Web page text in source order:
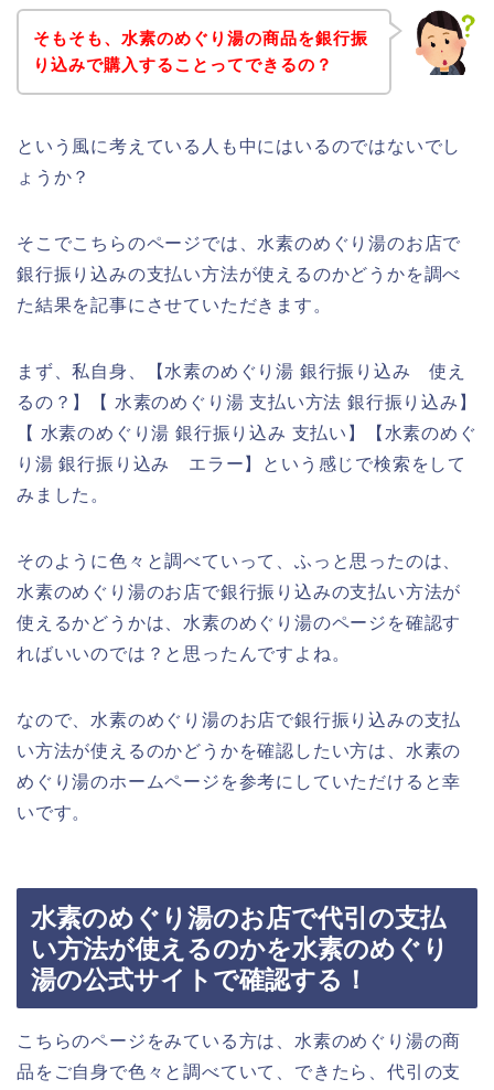
そもそも、水素のめぐり湯の商品を銀行振
り込みで購入することってできるの？
という風に考えている人も中にはいるのではないでし
ょうか？
そこでこちらのページでは、水素のめぐり湯のお店で
銀行振り込みの支払い方法が使えるのかどうかを調べ
た結果を記事にさせていただきます。
まず、私自身、【水素のめぐり湯 銀行振り込み 使え
るの？】【 水素のめぐり湯 支払い方法 銀行振り込み】
【 水素のめぐり湯 銀行振り込み 支払い】【水素のめぐ
り湯 銀行振り込み エラー】という感じで検索をして
みました。
そのように色々と調べていって、ふっと思ったのは、
水素のめぐり湯のお店で銀行振り込みの支払い方法が
使えるかどうかは、水素のめぐり湯のページを確認す
ればいいのでは？と思ったんですよね。
なので、水素のめぐり湯のお店で銀行振り込みの支払
い方法が使えるのかどうかを確認したい方は、水素の
めぐり湯のホームページを参考にしていただけると幸
いです。
水素のめぐり湯のお店で代引の支払
い方法が使えるのかを水素のめぐり
湯の公式サイトで確認する！
こちらのページをみている方は、水素のめぐり湯の商
品をご自身で色々と調べていて、できたら、代引の支